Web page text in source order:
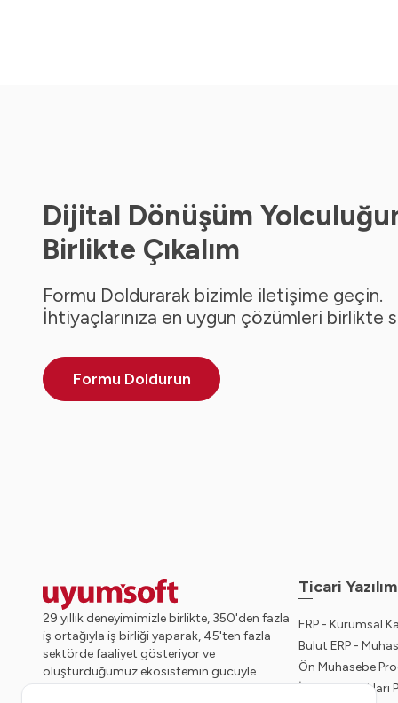
Dijital Dönüşüm
Birlikte Çıkalım
Formu Doldurarak bizimle iletişime geçin.
İhtiyaçlarınıza en uygun çözümleri birlikte
Formu Doldurun
29 yıllık deneyimimizle birlikte, 350'den fazla
iş ortağıyla iş birliği yaparak, 45'ten fazla
sektörde faaliyet gösteriyor ve
oluşturduğumuz ekosistemin gücüyle
geleceğe sağlam adımlarla ilerliyoruz.
Ticari
ERP - Kurumsal
Bulut ERP -
Ön Muhasebe
İnsan Kaynakları